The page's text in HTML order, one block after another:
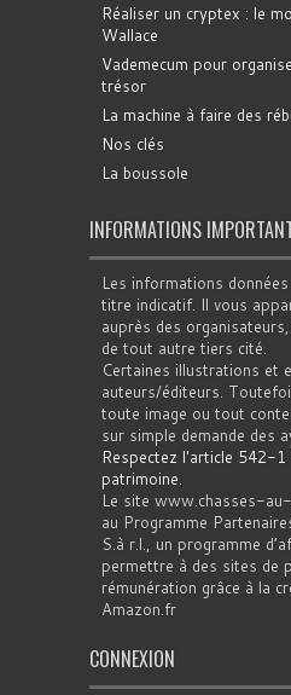
Réaliser un cryptex : le
Wallace
Vademecum pour
trésor
La machine à faire des
Nos clés
La boussole
INFORMATIONS
Les informations
titre indicatif. Il vous
auprès des
de tout autre tiers cité.
Certaines illustrations et
auteurs/éditeurs.
toute image ou tout
sur simple demande des
Respectez l'article 542-1
patrimoine.
Le site www.chasses-
au Programme
S.à r.l., un programme
permettre à des sites de
rémunération grâce à la
Amazon.fr
CONNEXION